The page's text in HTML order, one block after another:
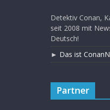
Detektiv Conan,
seit 2008 mit
Deutsch!
► Das ist
Partner